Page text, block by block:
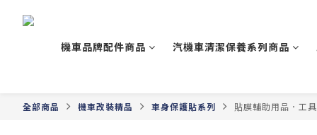
機車品牌配件商品 汽機車清潔保養系列商品
全部商品 機車改裝精品 車身保護貼系列 貼膜輔助用品．工具